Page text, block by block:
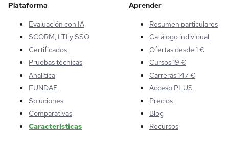
Plataforma
Evaluación con IA
SCORM, LTI y SSO
Certificados
Pruebas técnicas
Analítica
FUNDAE
Soluciones
Comparativas
Características
Aprender
Resumen particulares
Catálogo individual
Ofertas desde 1 €
Cursos 19 €
Carreras 147 €
Acceso PLUS
Precios
Blog
Recursos